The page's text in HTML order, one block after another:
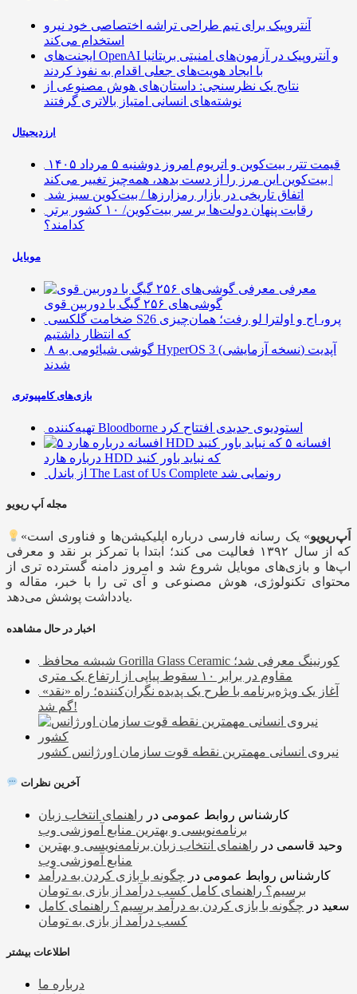
آنتروپیک برای تیم طراحی تراشه اختصاصی خود نیرو
استخدام می‌کند
ایجنت‌های OpenAI و آنتروپیک در آزمون‌های امنیتی بریتانیا
با ایجاد هویت‌های جعلی اقدام به نفوذ کردند
نتایج یک نظرسنجی: داستان‌های هوش مصنوعی از
نوشته‌های انسانی امتیاز بالاتری گرفتند
ارزدیجیتال
قیمت تتر، بیت‌کوین و اتریوم امروز دوشنبه ۵ مرداد ۱۴۰۵
| بیت‌کوین این مرز را از دست بدهد، همه‌چیز تغییر می‌کند
اتفاق تاریخی در بازار رمزارزها / بیت‌کوین سبز شد
رقابت پنهان دولت‌ها بر سر بیت‌کوین/ ۱۰ کشور برتر
کدامند؟
موبایل
معرفی
گوشی‌های ۲۵۶ گیگ با دوربین قوی
ضخامت گلکسی S26 پرو، اج و اولترا لو رفت؛ همان‌چیزی
که انتظار داشتیم
۸ گوشی شیائومی به HyperOS 3 (نسخه آزمایشی) آپدیت
شدند
بازی‌های کامپیوتری
تهیه‌کننده Bloodborne استودیوی جدیدی افتتاح کرد
۵ افسانه
درباره هارد HDD که نباید باور کنید
از باندل The Last of Us Complete رونمایی شد
مجله اَپ ریویو
« اَپ‌ریویو» یک رسانه فارسی درباره اپلیکیشن‌ها و فناوری است
که از سال ۱۳۹۲ فعالیت می کند؛ ابتدا با تمرکز بر نقد و معرفی
اپ‌ها و بازی‌های موبایل شروع شد و امروز دامنه گسترده تری از
محتوای تکنولوژی، هوش مصنوعی و آی تی را با خبر، مقاله و
یادداشت پوشش می‌دهد.
اخبار در حال مشاهده
شیشه محافظ Gorilla Glass Ceramic کورنینگ معرفی شد؛
مقاوم در برابر ۱۰ سقوط پیاپی از ارتفاع یک متری
آغاز یک ویژه‌برنامه با طرح یک پدیده نگران‌کننده؛ راه «نقد»
گم شد!
نیروی انسانی مهمترین نقطه قوت سازمان اورژانس کشور
آخرین نظرات
کارشناس روابط عمومی در راهنمای انتخاب زبان
برنامه‌نویسی و بهترین منابع آموزشی وب
وحید قاسمی در راهنمای انتخاب زبان برنامه‌نویسی و بهترین
منابع آموزشی وب
کارشناس روابط عمومی در چگونه با بازی کردن به درآمد
برسیم؟ راهنمای کامل کسب درآمد از بازی به تومان
سعید در چگونه با بازی کردن به درآمد برسیم؟ راهنمای کامل
کسب درآمد از بازی به تومان
اطلاعات بیشتر
درباره ما